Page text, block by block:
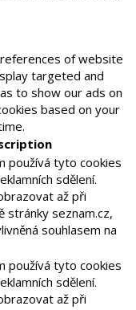
of website
targeted and
to show our ads on
based on your
používá tyto cookies
sdělení.
až při
stránky seznam.cz,
souhlasem na
používá tyto cookies
sdělení.
až při